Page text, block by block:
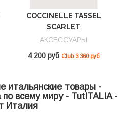
COCCINELLE TASSEL
SCARLET
E2MU0410101_R02
АКСЕССУАРЫ
4 200 руб Club 3 360 руб
итальянские товары -
по всему миру - TutITALIA -
Италия